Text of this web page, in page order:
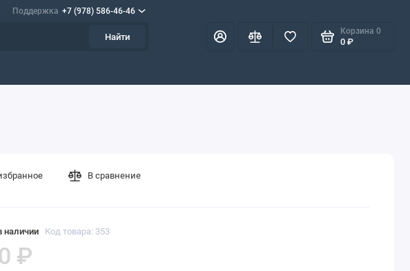
Поддержка +7 (978) 586-46-46
Найти
Корзина 0
0 ₽
наличии Код товара: 353
₽
В сравнение